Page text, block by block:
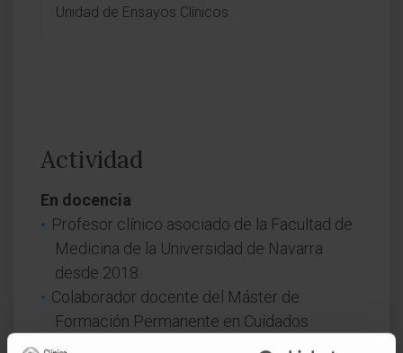
Unidad de Ensayos Clínicos.
Actividad
En docencia
Profesor clínico asociado de la Facultad de
Medicina de la Universidad de Navarra
desde 2018.
Colaborador docente del Máster de
Formación Permanente en Cuidados
Especializados en Enfermería con itinerario